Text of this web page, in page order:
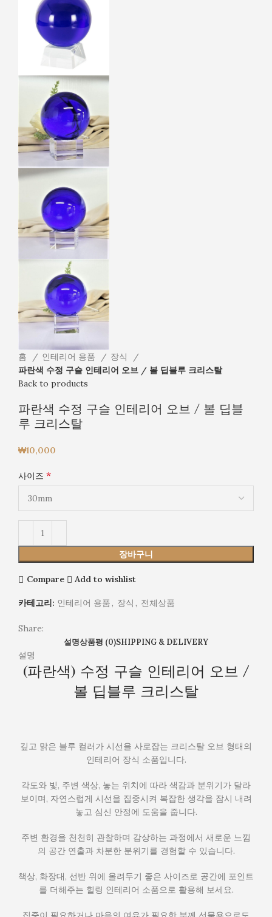
홈 인테리어 용품
장식
파란색 수정 구슬 인테리어 오브 / 볼 딥블루 크리스탈
Back to products
파란색 수정 구슬 인테리어 오브 / 볼 딥블
루 크리스탈
₩10,000
사이즈 *
장바구니
Compare Add to wishlist
카테고리: 인테리어 용품, 장식 , 전체상품
Share:
설명상품평 (0)SHIPPING & DELIVERY
설명
(파란색) 수정 구슬 인테리어 오브 /
볼 딥블루 크리스탈
깊고 맑은 블루 컬러가 시선을 사로잡는 크리스탈 오브 형태의
인테리어 장식 소품입니다.
각도와 빛, 주변 색상, 놓는 위치에 따라 색감과 분위기가 달라
보이며, 자연스럽게 시선을 집중시켜 복잡한 생각을 잠시 내려
놓고 심신 안정에 도움을 줍니다.
주변 환경을 천천히 관찰하며 감상하는 과정에서 새로운 느낌
의 공간 연출과 차분한 분위기를 경험할 수 있습니다.
책상, 화장대, 선반 위에 올려두기 좋은 사이즈로 공간에 포인트
를 더해주는 힐링 인테리어 소품으로 활용해 보세요.